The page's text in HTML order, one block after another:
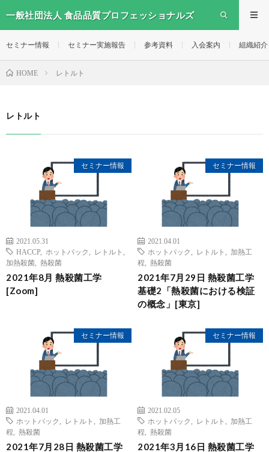
一般社団法人 食品品質プロフェッショナルズ
セミナー情報 セミナー実施報告 参考資料 入会案内 組織紹介
HOME レトルト
レトルト
セミナー情報
2021.05.31
HACCP
ホットパック レトルト
加熱殺菌
熱殺菌
2021年8月 熱殺菌工学
[Zoom]
セミナー情報
2021.04.01
ホットパック
レトルト
加熱工
程
熱殺菌
2021年7月29日 熱殺菌工学
基礎2「熱殺菌における検証
の概念」[東京]
セミナー情報
2021.04.01
ホットパック
レトルト
加熱工
程
熱殺菌
2021年7月28日 熱殺菌工学
セミナー情報
2021.02.05
ホットパック
レトルト
加熱工
程
熱殺菌
2021年3月16日 熱殺菌工学